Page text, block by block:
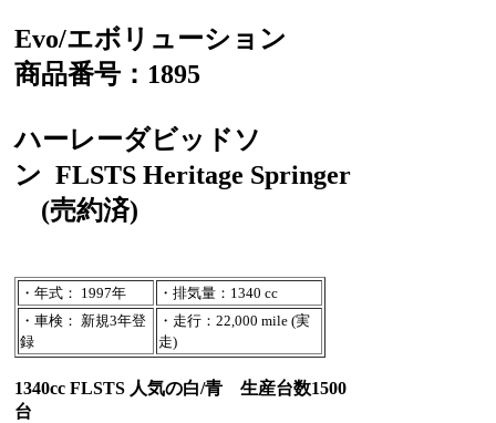
Evo/エボリューション
商品番号：1895
ハーレーダビッドソ
ン FLSTS Heritage Springer
(売約済)
・年式： 1997年
・排気量：1340 cc
・車検： 新規3年登
録
・走行：22,000 mile (実
走)
1340cc FLSTS 人気の白/青 生産台数1500
台